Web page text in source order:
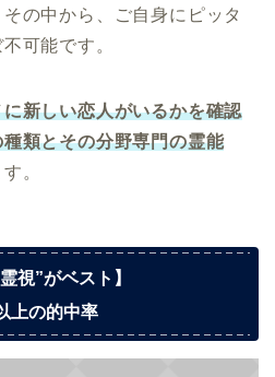
の中から、ご自身にピッタ
可能です。
新しい恋人がいるかを確認
類とその分野専門の霊能
。
視”がベスト】
上の的中率